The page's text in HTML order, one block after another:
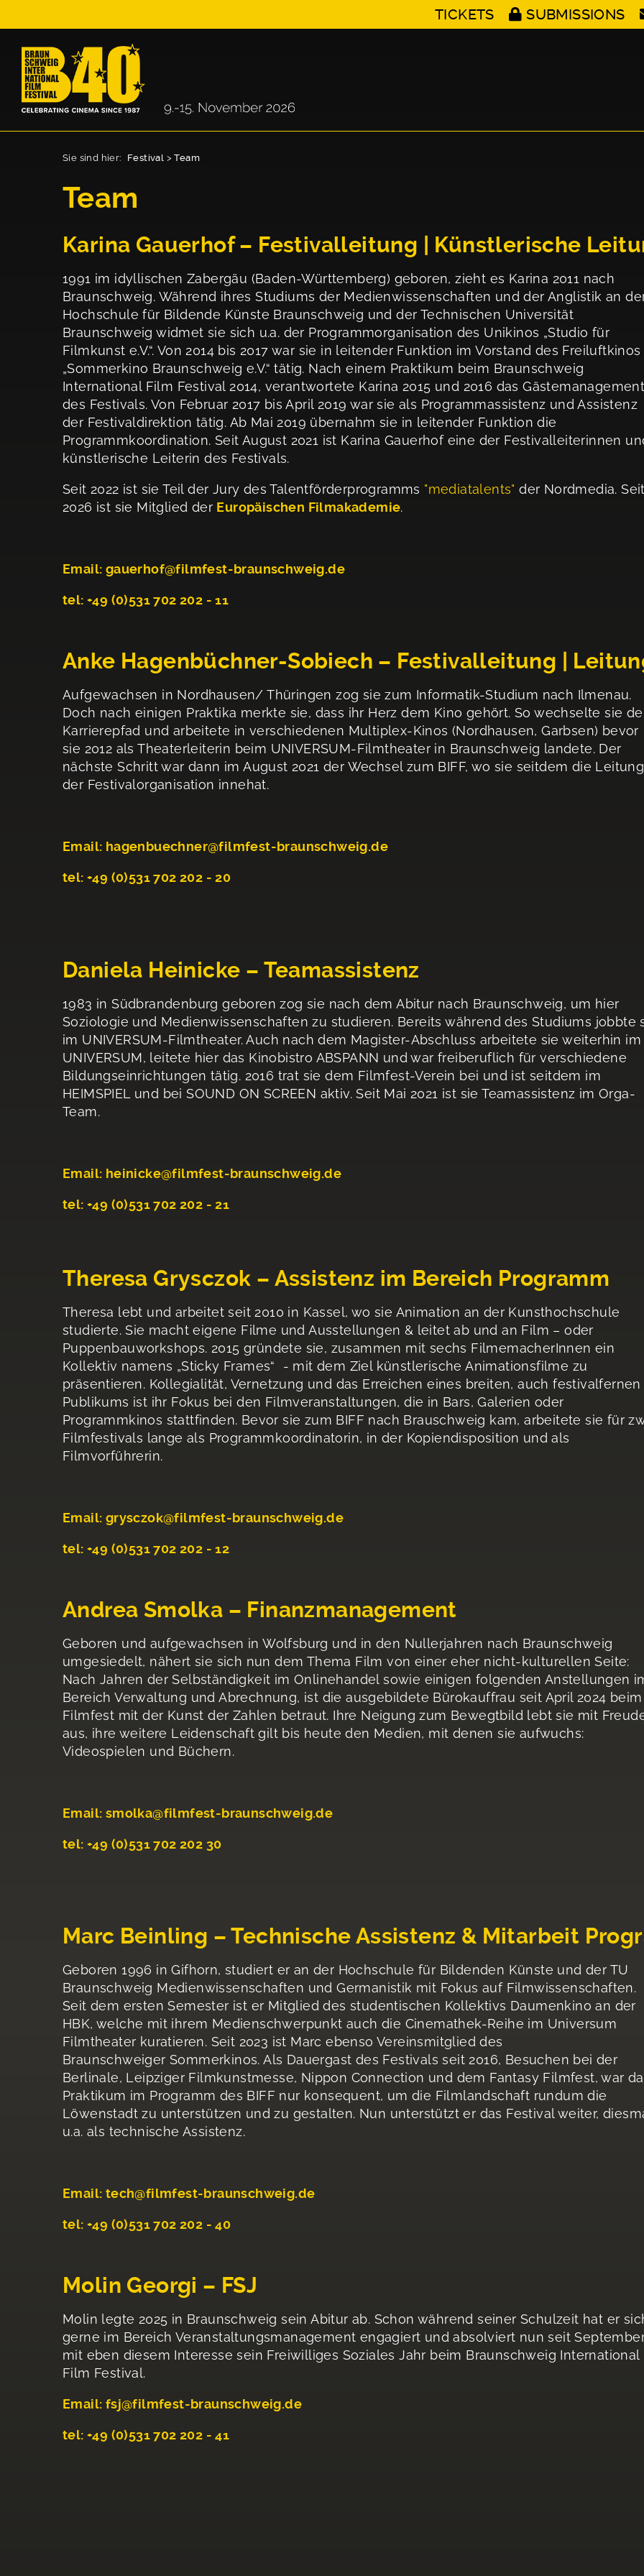
TICKETS SUBMISSIONS
Sie sind hier: Festival >Team
Team
Karina Gauerhof – Festivalleitung | Künstlerische
1991 im idyllischen Zabergäu (Baden-Württemberg) geboren, zieht es Karina 2011 nach
Braunschweig. Während ihres Studiums der Medienwissenschaften und der Anglistik an
Hochschule für Bildende Künste Braunschweig und der Technischen Universität
Braunschweig widmet sie sich u.a. der Programmorganisation des Unikinos „Studio für
Filmkunst e.V.“. Von 2014 bis 2017 war sie in leitender Funktion im Vorstand des Freiluftkinos
„Sommerkino Braunschweig e.V.“ tätig. Nach einem Praktikum beim Braunschweig
International Film Festival 2014, verantwortete Karina 2015 und 2016 das
des Festivals. Von Februar 2017 bis April 2019 war sie als Programmassistenz und Assistenz
der Festivaldirektion tätig. Ab Mai 2019 übernahm sie in leitender Funktion die
Programmkoordination. Seit August 2021 ist Karina Gauerhof eine der Festivalleiterinnen
künstlerische Leiterin des Festivals.
Seit 2022 ist sie Teil der Jury des Talentförderprogramms "mediatalents" der Nordmedia.
2026 ist sie Mitglied der Europäischen Filmakademie.
Email: gauerhof@filmfest-braunschweig.de
tel: +49 (0)531 702 202 - 11
Anke Hagenbüchner-Sobiech – Festivalleitung |
Aufgewachsen in Nordhausen/ Thüringen zog sie zum Informatik-Studium nach Ilmenau.
Doch nach einigen Praktika merkte sie, dass ihr Herz dem Kino gehört. So wechselte sie
Karrierepfad und arbeitete in verschiedenen Multiplex-Kinos (Nordhausen, Garbsen) bevor
sie 2012 als Theaterleiterin beim UNIVERSUM-Filmtheater in Braunschweig landete. Der
nächste Schritt war dann im August 2021 der Wechsel zum BIFF, wo sie seitdem die Leitung
der Festivalorganisation innehat.
Email: hagenbuechner@filmfest-braunschweig.de
tel: +49 (0)531 702 202 - 20
Daniela Heinicke – Teamassistenz
1983 in Südbrandenburg geboren zog sie nach dem Abitur nach Braunschweig, um hier
Soziologie und Medienwissenschaften zu studieren. Bereits während des Studiums jobbte
im UNIVERSUM-Filmtheater. Auch nach dem Magister-Abschluss arbeitete sie weiterhin im
UNIVERSUM, leitete hier das Kinobistro ABSPANN und war freiberuflich für verschiedene
Bildungseinrichtungen tätig. 2016 trat sie dem Filmfest-Verein bei und ist seitdem im
HEIMSPIEL und bei SOUND ON SCREEN aktiv. Seit Mai 2021 ist sie Teamassistenz im Orga-
Team.
Email: heinicke@filmfest-braunschweig.de
tel: +49 (0)531 702 202 - 21
Theresa Grysczok – Assistenz im Bereich Programm
Theresa lebt und arbeitet seit 2010 in Kassel, wo sie Animation an der Kunsthochschule
studierte. Sie macht eigene Filme und Ausstellungen & leitet ab und an Film – oder
Puppenbauworkshops. 2015 gründete sie, zusammen mit sechs FilmemacherInnen ein
Kollektiv namens „Sticky Frames“ - mit dem Ziel künstlerische Animationsfilme zu
präsentieren. Kollegialität, Vernetzung und das Erreichen eines breiten, auch festivalfernen
Publikums ist ihr Fokus bei den Filmveranstaltungen, die in Bars, Galerien oder
Programmkinos stattfinden. Bevor sie zum BIFF nach Brauschweig kam, arbeitete sie für
Filmfestivals lange als Programmkoordinatorin, in der Kopiendisposition und als
Filmvorführerin.
Email: grysczok@filmfest-braunschweig.de
tel: +49 (0)531 702 202 - 12
Andrea Smolka – Finanzmanagement
Geboren und aufgewachsen in Wolfsburg und in den Nullerjahren nach Braunschweig
umgesiedelt, nähert sie sich nun dem Thema Film von einer eher nicht-kulturellen Seite:
Nach Jahren der Selbständigkeit im Onlinehandel sowie einigen folgenden Anstellungen
Bereich Verwaltung und Abrechnung, ist die ausgebildete Bürokauffrau seit April 2024 beim
Filmfest mit der Kunst der Zahlen betraut. Ihre Neigung zum Bewegtbild lebt sie mit
aus, ihre weitere Leidenschaft gilt bis heute den Medien, mit denen sie aufwuchs:
Videospielen und Büchern.
Email: smolka@filmfest-braunschweig.de
tel: +49 (0)531 702 202 30
Marc Beinling – Technische Assistenz & Mitarbeit
Geboren 1996 in Gifhorn, studiert er an der Hochschule für Bildenden Künste und der TU
Braunschweig Medienwissenschaften und Germanistik mit Fokus auf Filmwissenschaften.
Seit dem ersten Semester ist er Mitglied des studentischen Kollektivs Daumenkino an der
HBK, welche mit ihrem Medienschwerpunkt auch die Cinemathek-Reihe im Universum
Filmtheater kuratieren. Seit 2023 ist Marc ebenso Vereinsmitglied des
Braunschweiger Sommerkinos. Als Dauergast des Festivals seit 2016, Besuchen bei der
Berlinale, Leipziger Filmkunstmesse, Nippon Connection und dem Fantasy Filmfest, war
Praktikum im Programm des BIFF nur konsequent, um die Filmlandschaft rundum die
Löwenstadt zu unterstützen und zu gestalten. Nun unterstützt er das Festival weiter,
u.a. als technische Assistenz.
Email: tech@filmfest-braunschweig.de
tel: +49 (0)531 702 202 - 40
Molin Georgi – FSJ
Molin legte 2025 in Braunschweig sein Abitur ab. Schon während seiner Schulzeit hat er
gerne im Bereich Veranstaltungsmanagement engagiert und absolviert nun seit
mit eben diesem Interesse sein Freiwilliges Soziales Jahr beim Braunschweig International
Film Festival.
Email: fsj@filmfest-braunschweig.de
tel: +49 (0)531 702 202 - 41